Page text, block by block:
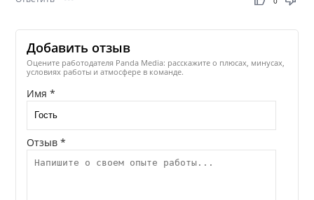
Добавить отзыв
Оцените работодателя Panda Media: расскажите о плюсах, минусах,
условиях работы и атмосфере в команде.
Имя *
Отзыв *